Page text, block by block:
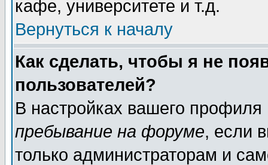
кафе, университете и т.д.
Вернуться к началу
Как сделать, чтобы я не
пользователей?
В настройках вашего
пребывание на форуме, если
только администраторам и